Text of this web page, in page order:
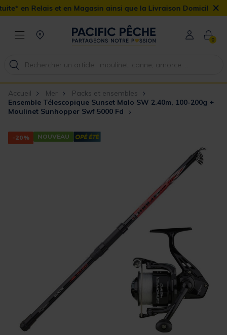
en Magasin ainsi que la Livraison Domicile offerte dès 90€ ×
0
Accueil Mer
Packs et ensembles
Ensemble Télescopique Sunset Malo SW 2.40m, 100-200g +
Moulinet Sunhopper Swf 5000 Fd
-20% NOUVEAU